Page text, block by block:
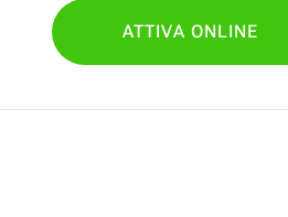
ATTIVA ONLINE